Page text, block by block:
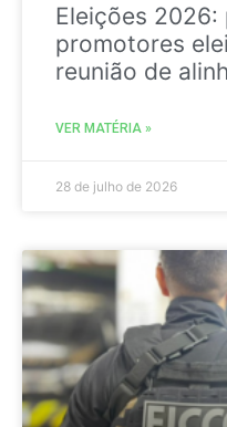
Eleições
promotores
reunião de
VER MATÉRIA »
28 de julho de 2026